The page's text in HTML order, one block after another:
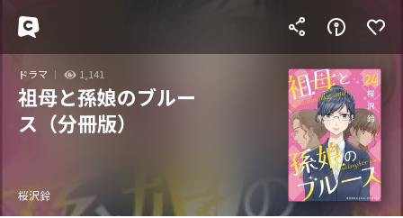
ドラマ 1,141
祖母と孫娘のブルー
ス（分冊版）
桜沢鈴